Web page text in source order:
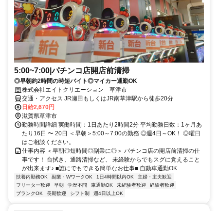
5:00~7:00|パチンコ店開店前清掃
◎早朝約2時間の時短バイト◎マイカー通勤OK
株式会社エイトクリエーション 草津市
交通・アクセス JR瀬田もしくはJR南草津駅から徒歩20分
日給2,670円
滋賀県草津市
勤務時間詳細 実働時間：1日あたり2時間2分 平均勤務日数：1ヶ月あ
たり16日 〜 20日 ＜早朝＞5:00～7:00の勤務 ◎週4日～OK！ ◎曜日
はご相談ください。
仕事内容 ＜早朝◎短時間◎副業に◎＞ パチンコ店の開店前清掃の仕
事です！ 台拭き、通路清掃など、 未経験からでもスグに覚えること
が出来ます♪ ■誰にでもできる簡単なお仕事■ 自動車通勤OK
扶養内勤務OK 副業・WワークOK 1日4時間以内OK
主婦・主夫歓迎
フリーター歓迎
早朝 学歴不問 車通勤OK 未経験者歓迎
経験者歓迎
ブランクOK
長期歓迎 シフト制 週4日以上OK